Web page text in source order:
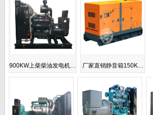
900KW上柴柴油发电机… 厂家直销静音箱150K…